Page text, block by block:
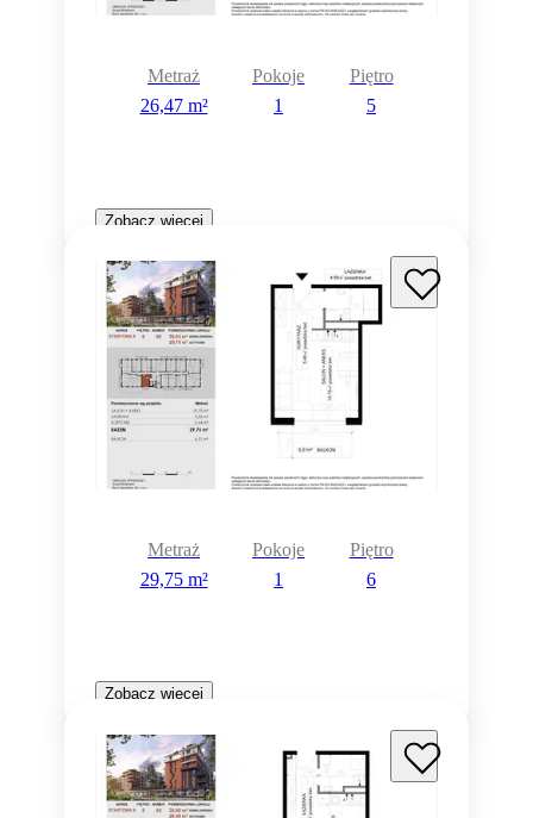
Metraż
26,47 m²
Pokoje
1
Piętro
5
Zobacz więcej
Metraż
29,75 m²
Pokoje
1
Piętro
6
Zobacz więcej